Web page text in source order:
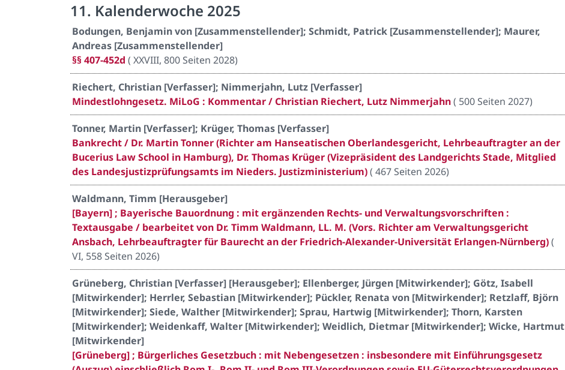
11. Kalenderwoche 2025
Bodungen, Benjamin von [Zusammenstellender]; Schmidt, Patrick [Zusammenstellender]; Maurer,
Andreas [Zusammenstellender]
§§ 407-452d ( XXVIII, 800 Seiten 2028)
Riechert, Christian [Verfasser]; Nimmerjahn, Lutz [Verfasser]
Mindestlohngesetz. MiLoG : Kommentar / Christian Riechert, Lutz Nimmerjahn( 500 Seiten 2027)
Tonner, Martin [Verfasser]; Krüger, Thomas [Verfasser]
Bankrecht / Dr. Martin Tonner (Richter am Hanseatischen Oberlandesgericht, Lehrbeauftragter an der
Bucerius Law School in Hamburg), Dr. Thomas Krüger (Vizepräsident des Landgerichts Stade, Mitglied
des Landesjustizprüfungsamts im Nieders. Justizministerium)( 467 Seiten 2026)
Waldmann, Timm [Herausgeber]
[Bayern] ; Bayerische Bauordnung : mit ergänzenden Rechts- und Verwaltungsvorschriften :
Textausgabe / bearbeitet von Dr. Timm Waldmann, LL. M. (Vors. Richter am Verwaltungsgericht
Ansbach, Lehrbeauftragter für Baurecht an der Friedrich-Alexander-Universität Erlangen-Nürnberg)(
VI, 558 Seiten 2026)
Grüneberg, Christian [Verfasser] [Herausgeber]; Ellenberger, Jürgen [Mitwirkender]; Götz, Isabell
[Mitwirkender]; Herrler, Sebastian [Mitwirkender]; Pückler, Renata von [Mitwirkender]; Retzlaff, Björn
[Mitwirkender]; Siede, Walther [Mitwirkender]; Sprau, Hartwig [Mitwirkender]; Thorn, Karsten
[Mitwirkender]; Weidenkaff, Walter [Mitwirkender]; Weidlich, Dietmar [Mitwirkender]; Wicke, Hartmut
[Mitwirkender]
[Grüneberg] ; Bürgerliches Gesetzbuch : mit Nebengesetzen : insbesondere mit Einführungsgesetz